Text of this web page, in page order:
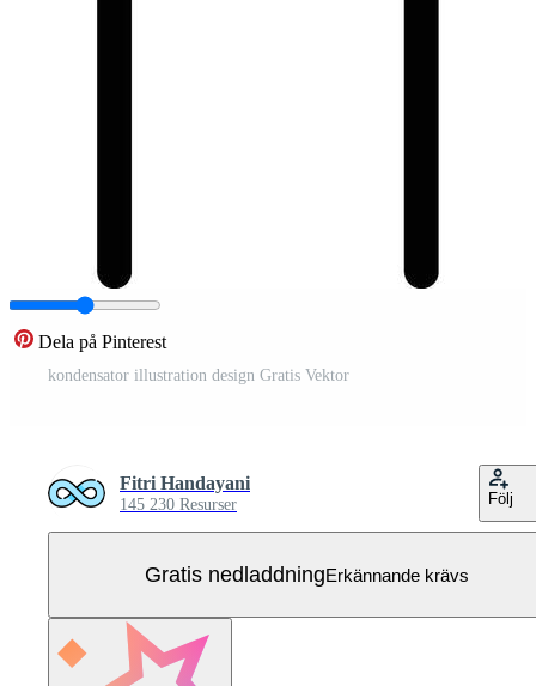
Dela på Pinterest
kondensator illustration design Gratis Vektor
Fitri Handayani
145 230 Resurser Följ
Gratis nedladdningErkännande krävs